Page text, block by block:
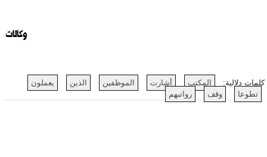
وكالات
كلمات دلالية: المكتب أشارت الموظفين الذين
يعملون
تطوعا
وقف رواتبهم